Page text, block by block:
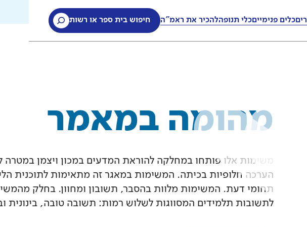
כלים פנימייםכלי תנופהלהכיר את ראמ"ה חיפוש בית ספר או רשות כלים פנימייםכלי תנופהלהכיר את ראמ"ה חיפוש בית ספר או רשות
מהומה במאמר
משימות אלו פותחו במחלקה להוראת המדעים במכון ויצמן במטרה
הערכה חלופיות בכיתה. המשימות במאגר זה מתאימות לתוכנית
תחומי דעת. המשימות מלוות בהסבר, תשובון ומחוון. בחלק
לתשובות תלמידים המסווגות לשלוש רמות: תשובה טובה, בינונית